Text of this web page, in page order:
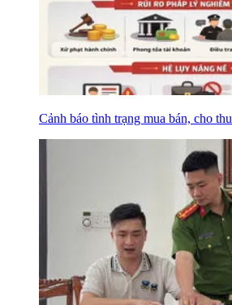
Cảnh báo tình trạng mua bán, cho